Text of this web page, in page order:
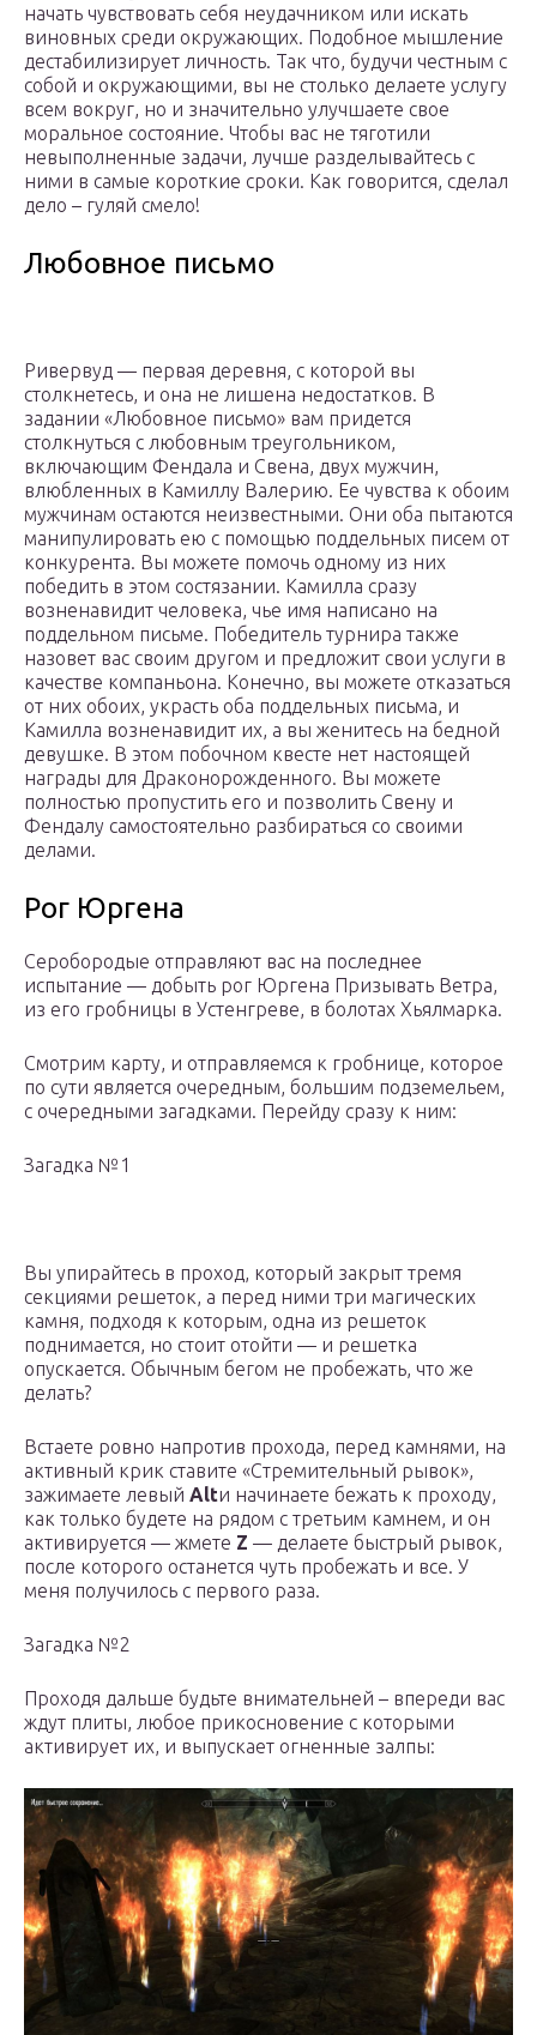
начать чувствовать себя неудачником или искать
виновных среди окружающих. Подобное мышление
дестабилизирует личность. Так что, будучи честным с
собой и окружающими, вы не столько делаете услугу
всем вокруг, но и значительно улучшаете свое
моральное состояние. Чтобы вас не тяготили
невыполненные задачи, лучше разделывайтесь с
ними в самые короткие сроки. Как говорится, сделал
дело – гуляй смело!
Любовное письмо
Ривервуд — первая деревня, с которой вы
столкнетесь, и она не лишена недостатков. В
задании «Любовное письмо» вам придется
столкнуться с любовным треугольником,
включающим Фендала и Свена, двух мужчин,
влюбленных в Камиллу Валерию. Ее чувства к обоим
мужчинам остаются неизвестными. Они оба пытаются
манипулировать ею с помощью поддельных писем от
конкурента. Вы можете помочь одному из них
победить в этом состязании. Камилла сразу
возненавидит человека, чье имя написано на
поддельном письме. Победитель турнира также
назовет вас своим другом и предложит свои услуги в
качестве компаньона. Конечно, вы можете отказаться
от них обоих, украсть оба поддельных письма, и
Камилла возненавидит их, а вы женитесь на бедной
девушке. В этом побочном квесте нет настоящей
награды для Драконорожденного. Вы можете
полностью пропустить его и позволить Свену и
Фендалу самостоятельно разбираться со своими
делами.
Рог Юргена
Серобородые отправляют вас на последнее
испытание — добыть рог Юргена Призывать Ветра,
из его гробницы в Устенгреве, в болотах Хьялмарка.
Смотрим карту, и отправляемся к гробнице, которое
по сути является очередным, большим подземельем,
с очередными загадками. Перейду сразу к ним:
Загадка №1
Вы упирайтесь в проход, который закрыт тремя
секциями решеток, а перед ними три магических
камня, подходя к которым, одна из решеток
поднимается, но стоит отойти — и решетка
опускается. Обычным бегом не пробежать, что же
делать?
Встаете ровно напротив прохода, перед камнями, на
активный крик ставите «Стремительный рывок»,
зажимаете левый Altи начинаете бежать к проходу,
как только будете на рядом с третьим камнем, и он
активируется — жмете Z — делаете быстрый рывок,
после которого останется чуть пробежать и все. У
меня получилось с первого раза.
Загадка №2
Проходя дальше будьте внимательней – впереди вас
ждут плиты, любое прикосновение с которыми
активирует их, и выпускает огненные залпы: